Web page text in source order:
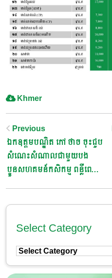
Khmer
Post
Navigation
Previous
ឯកឧត្តមបណ្ឌិត​ កៅ​ ថាច ចុះជួប
សំណេះសំណាលជាមួយបង
ប្អូនសហគមន៍កសិកម្ម​ ពន្លឺពេជ្រ
Select Category
Select
Category